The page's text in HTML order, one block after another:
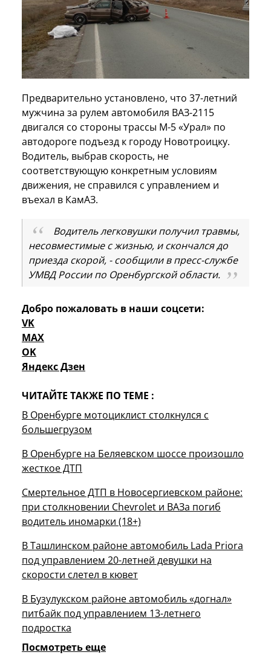
Предварительно установлено, что 37-летний
мужчина за рулем автомобиля ВАЗ-2115
двигался со стороны трассы М-5 «Урал» по
автодороге подъезд к городу Новотроицку.
Водитель, выбрав скорость, не
соответствующую конкретным условиям
движения, не справился с управлением и
въехал в КамАЗ.
Водитель легковушки получил травмы,
несовместимые с жизнью, и скончался до
приезда скорой, - сообщили в пресс-службе
УМВД России по Оренбургской области.
Добро пожаловать в наши соцсети:
VK
MAX
OK
Яндекс Дзен
ЧИТАЙТЕ ТАКЖЕ ПО ТЕМЕ :
В Оренбурге мотоциклист столкнулся с
большегрузом
В Оренбурге на Беляевском шоссе произошло
жесткое ДТП
Смертельное ДТП в Новосергиевском районе:
при столкновении Chevrolet и ВАЗа погиб
водитель иномарки (18+)
В Ташлинском районе автомобиль Lada Priora
под управлением 20-летней девушки на
скорости слетел в кювет
В Бузулукском районе автомобиль «догнал»
питбайк под управлением 13-летнего
подростка
Посмотреть еще